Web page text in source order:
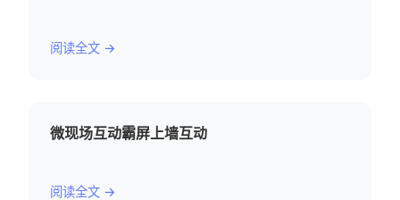
阅读全文 →
微现场互动霸屏上墙互动
阅读全文 →